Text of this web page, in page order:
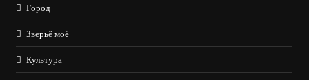
Город
Зверьё моё
Культура